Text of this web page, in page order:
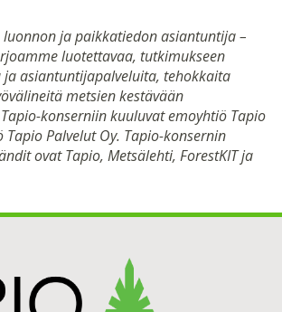
luonnon ja paikkatiedon asiantuntija –
luotettavaa, tutkimukseen
ja asiantuntijapalveluita, tehokkaita
metsien kestävään
konserniin kuuluvat emoyhtiö Tapio
Tapio Palvelut Oy. Tapio-konsernin
ovat Tapio, Metsälehti, ForestKIT ja